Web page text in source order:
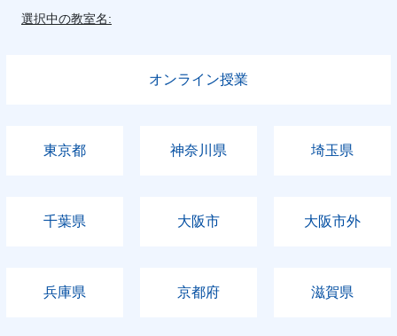
選択中の教室名:
オンライン授業
東京都 神奈川県 埼玉県
千葉県 大阪市 大阪市外
兵庫県 京都府 滋賀県